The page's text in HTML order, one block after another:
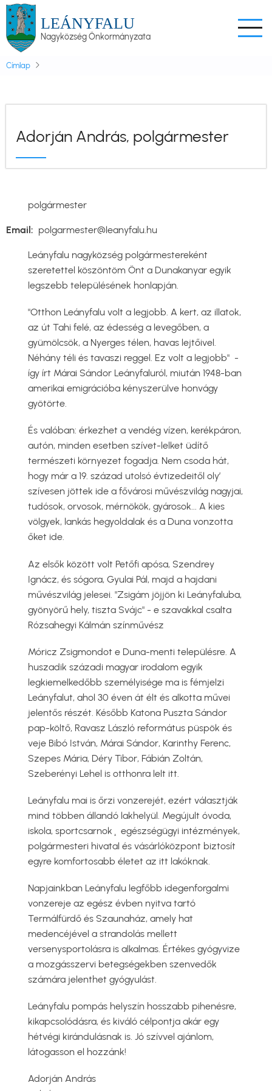
Ugrás
tartalomra
LEÁNYFALU
Nagyközség Önkormányzata
Címlap
Adorján András, polgármester
polgármester
Email polgarmester@leanyfalu.hu
Leányfalu nagyközség polgármestereként
szeretettel köszöntöm Önt a Dunakanyar egyik
legszebb településének honlapján.
"Otthon Leányfalu volt a legjobb. A kert, az illatok,
az út Tahi felé, az édesség a levegőben, a
gyümölcsök, a Nyerges télen, havas lejtőivel.
Néhány téli és tavaszi reggel. Ez volt a legjobb" -
így írt Márai Sándor Leányfaluról, miután 1948-ban
amerikai emigrációba kényszerülve honvágy
gyötörte.
És valóban: érkezhet a vendég vízen, kerékpáron,
autón, minden esetben szívet-lelket üdítő
természeti környezet fogadja. Nem csoda hát,
hogy már a 19. század utolsó évtizedeitől oly’
szívesen jöttek ide a fővárosi művészvilág nagyjai,
tudósok, orvosok, mérnökök, gyárosok... A kies
völgyek, lankás hegyoldalak és a Duna vonzotta
őket ide.
​Az elsők között volt Petőfi apósa, Szendrey
Ignácz, és sógora, Gyulai Pál, majd a hajdani
művészvilág jelesei. "Zsigám jöjjön ki Leányfaluba,
gyönyörű hely, tiszta Svájc" - e szavakkal csalta
Rózsahegyi Kálmán színművész
Móricz Zsigmondot e Duna-menti településre. A
huszadik századi magyar irodalom egyik
legkiemelkedőbb személyisége ma is fémjelzi
Leányfalut, ahol 30 éven át élt és alkotta művei
jelentős részét. Később Katona Puszta Sándor
pap-költő, Ravasz László református püspök és
veje Bibó István, Márai Sándor, Karinthy Ferenc,
Szepes Mária, Déry Tibor, Fábián Zoltán,
Szeberényi Lehel is otthonra lelt itt.
​Leányfalu mai is őrzi vonzerejét, ezért választják
mind többen állandó lakhelyül. Megújult óvoda,
iskola, sportcsarnok¸ egészségügyi intézmények,
polgármesteri hivatal és vásárlóközpont biztosít
egyre komfortosabb életet az itt lakóknak.
Napjainkban Leányfalu legfőbb idegenforgalmi
vonzereje az egész évben nyitva tartó
Termálfürdő és Szaunaház, amely hat
medencéjével a strandolás mellett
versenysportolásra is alkalmas. Értékes gyógyvize
a mozgásszervi betegségekben szenvedők
számára jelenthet gyógyulást.
Leányfalu pompás helyszín hosszabb pihenésre,
kikapcsolódásra, és kiváló célpontja akár egy
hétvégi kirándulásnak is. Jó szívvel ajánlom,
látogasson el hozzánk!​
Adorján András